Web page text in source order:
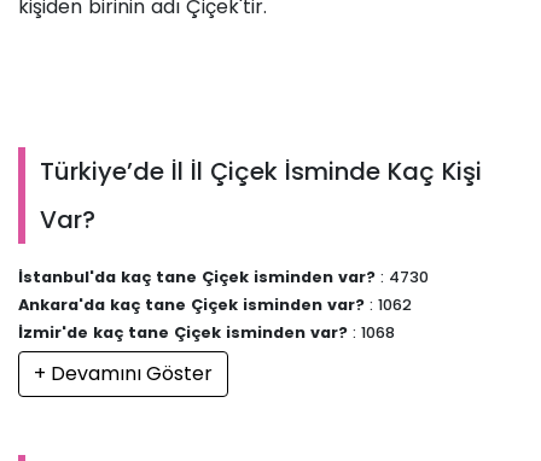
kişiden birinin adı Çiçek'tir.
Türkiye’de İl İl Çiçek İsminde Kaç Kişi
Var?
İstanbul'da kaç tane Çiçek isminden var? : 4730
Ankara'da kaç tane Çiçek isminden var? : 1062
İzmir'de kaç tane Çiçek isminden var? : 1068
+ Devamını Göster